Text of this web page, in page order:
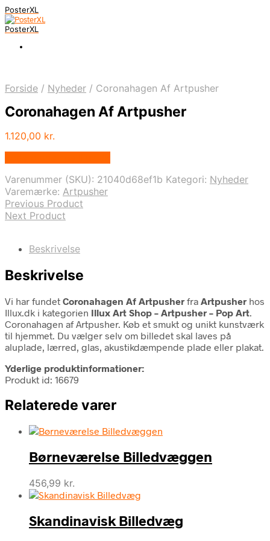
PosterXL
PosterXL
Forside / Nyheder / Coronahagen Af Artpusher
Coronahagen Af Artpusher
1.120,00 kr.
Varenummer (SKU): 21040d68ef1b Kategori: Nyheder
Varemærke: Artpusher
Previous Product
Next Product
Beskrivelse
Beskrivelse
Vi har fundet Coronahagen Af Artpusher fra Artpusher hos
Illux.dk i kategorien Illux Art Shop – Artpusher – Pop Art.
Coronahagen af Artpusher. Køb et smukt og unikt kunstværk
til hjemmet. Du vælger selv om billedet skal laves på
aluplade, lærred, glas, akustikdæmpende plade eller plakat.
Yderlige produktinformationer:
Produkt id: 16679
Relaterede varer
Børneværelse Billedvæggen
456,99 kr.
Skandinavisk Billedvæg